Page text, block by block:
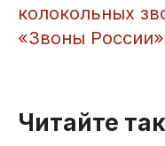
колокольных
«Звоны
Читайте